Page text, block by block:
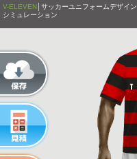
V-ELEVEN
│サッカーユニフォームデザイン
シミュレーション